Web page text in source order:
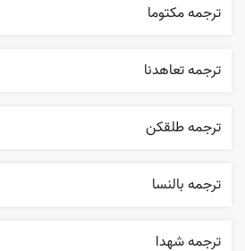
ترجمه مکتوما
ترجمه تعاهدنا
ترجمه طلقکن
ترجمه بالنسا
ترجمه شهدا